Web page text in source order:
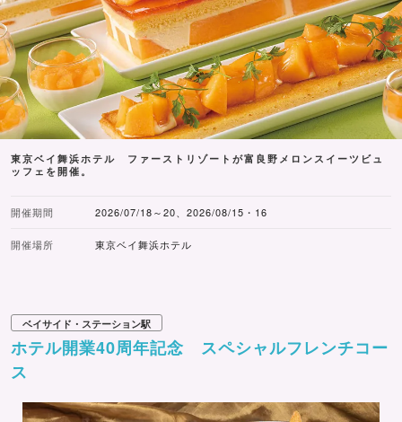
東京ベイ舞浜ホテル ファーストリゾートが富良野メロンスイーツビュ
ッフェを開催。
開催期間 2026/07/18～20、2026/08/15・16
開催場所 東京ベイ舞浜ホテル
ベイサイド・ステーション駅
ホテル開業40周年記念 スペシャルフレンチコー
ス